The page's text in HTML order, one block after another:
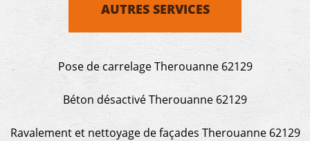
AUTRES SERVICES
Pose de carrelage Therouanne 62129
Béton désactivé Therouanne 62129
Ravalement et nettoyage de façades Therouanne 62129